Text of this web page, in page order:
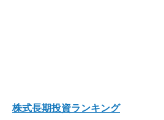
株式長期投資ランキング